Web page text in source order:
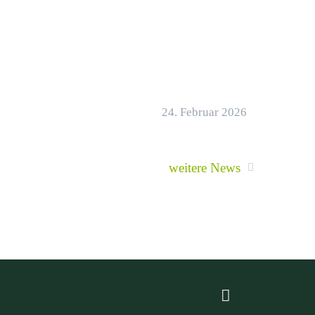
24. Februar 2026
weitere News